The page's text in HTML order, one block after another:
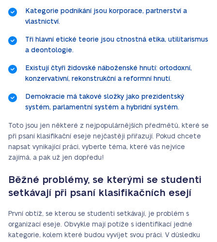
Kategorie podnikání jsou korporace, partnerství a
vlastnictví.
Tři hlavní etické teorie jsou ctnostná etika, utilitarismus
a deontologie.
Existují čtyři židovské náboženské hnutí: ortodoxní,
konzervativní, rekonstrukční a reformní hnutí.
Demokracie má takové složky jako prezidentský
systém, parlamentní systém a hybridní systém.
Toto jsou jen některé z nejpopulárnějších předmětů, které se
při psaní klasifikační eseje nejčastěji přiřazují. Pokud chcete
napsat vynikající práci, vyberte téma, které vás nejvíce
zajímá, a pak už jen dopředu!
Běžné problémy, se kterými se studenti
setkávají při psaní klasifikačních esejí
První obtíž, se kterou se studenti setkávají, je problém s
organizací eseje. Obvykle mají potíže s identifikací jedné
kategorie, kolem které budou vyvíjet svou práci. V důsledku